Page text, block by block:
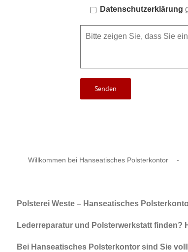
Datenschutzerklärung
Bitte zeigen Sie, dass Sie
Willkommen bei Hanseatisches Polsterkontor -
Polsterei Weste – Hanseatisches
Lederreparatur und Polsterwerkstatt finden?
Bei Hanseatisches Polsterkontor sind Sie